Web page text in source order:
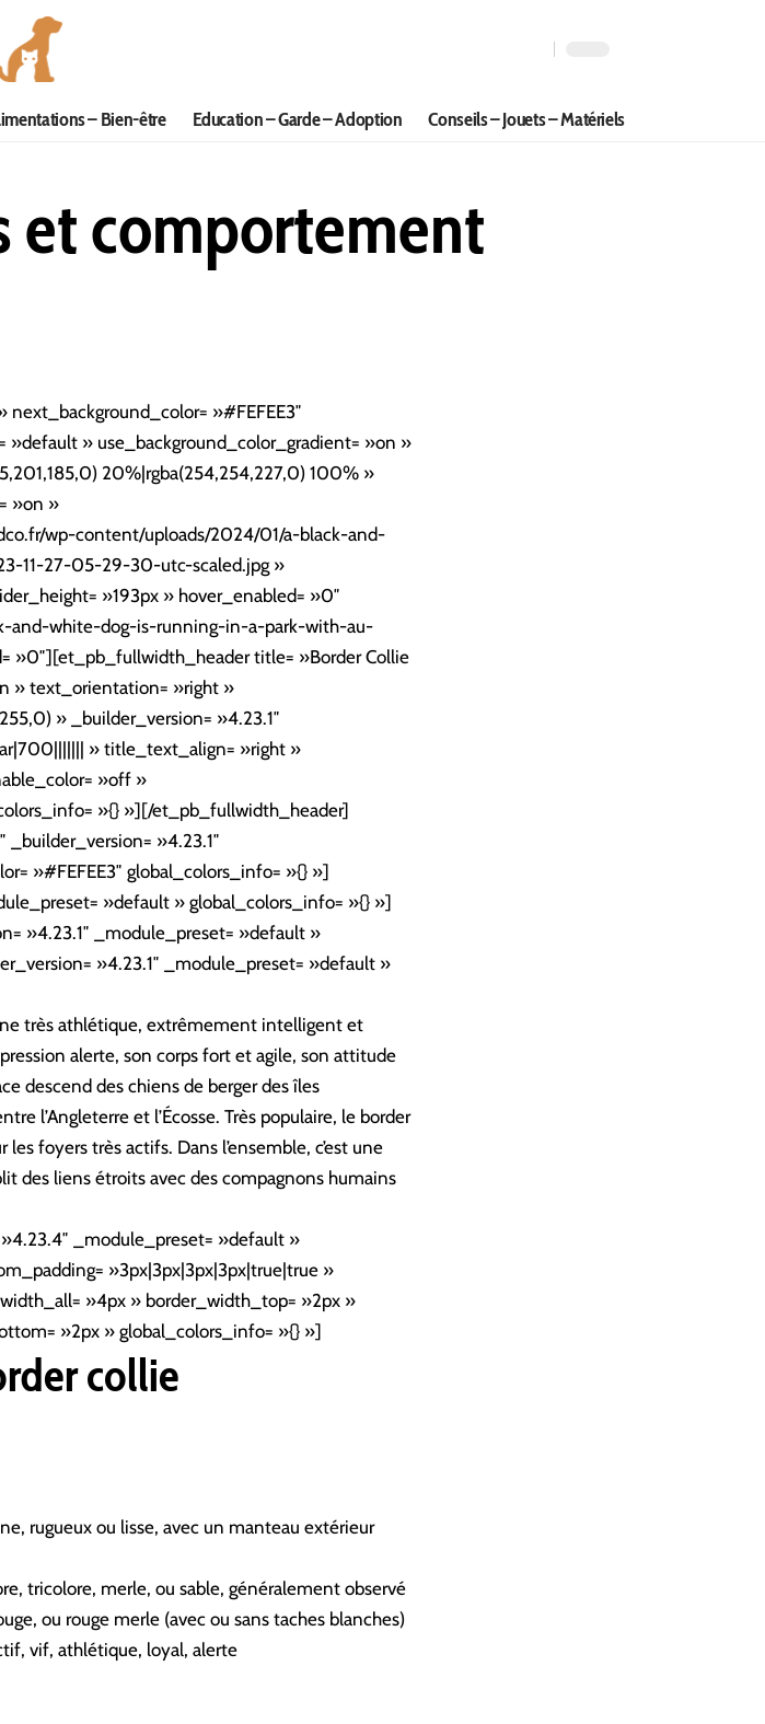
– Bien-être Education – Garde – Adoption Conseils – Jouets – Matériels
et comportement
»#FEFEE3″
»default » use_background_color_gradient= »on »
20%|rgba(254,254,227,0) 100% »
»on »
wp-content/uploads/2024/01/a-black-and-
11-27-05-29-30-utc-scaled.jpg »
»193px » hover_enabled= »0″
and-white-dog-is-running-in-a-park-with-au-
title= »Border Collie
» text_orientation= »right »
» _builder_version= »4.23.1″
» title_text_align= »right »
»off »
»{} »][/et_pb_fullwidth_header]
»4.23.1″
»#FEFEE3″ global_colors_info= »{} »]
»default » global_colors_info= »{} »]
»4.23.1″ _module_preset= »default »
»4.23.1″ _module_preset= »default »
très athlétique, extrêmement intelligent et
alerte, son corps fort et agile, son attitude
descend des chiens de berger des îles
l’Angleterre et l’Écosse. Très populaire, le border
foyers très actifs. Dans l’ensemble, c’est une
des liens étroits avec des compagnons humains
_module_preset= »default »
»3px|3px|3px|3px|true|true »
»4px » border_width_top= »2px »
»2px » global_colors_info= »{} »]
collie
rugueux ou lisse, avec un manteau extérieur
tricolore, merle, ou sable, généralement observé
ou rouge merle (avec ou sans taches blanches)
vif, athlétique, loyal, alerte